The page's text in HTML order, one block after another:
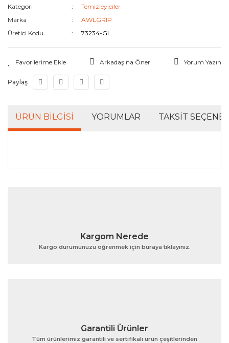
Kategori
Temizleyiciler
Marka
AWLGRIP
Üretici Kodu
73234-GL
Arkadaşına Öner Yorum Yazın
Paylaş
ÜRÜN BILGISI YORUMLAR TAKSIT
Bu ürünün fiyat bilgisi, resim, ürün açıklamalarında ve
Ürün açıklamasında eksik bilgiler bulunuyor.
Kargom Nerede
Kargo durumunuzu öğrenmek için buraya tıklayınız.
Garantili Ürünler
Tüm ürünlerimiz garantili ve sertifikalı ürün çeşitlerinden